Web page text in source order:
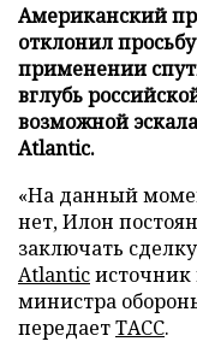
Американский
отклонил
применении
вглубь
возможной
Atlantic.
«На данный
нет, Илон
заключать
Atlantic
министра
передаетТАСС.